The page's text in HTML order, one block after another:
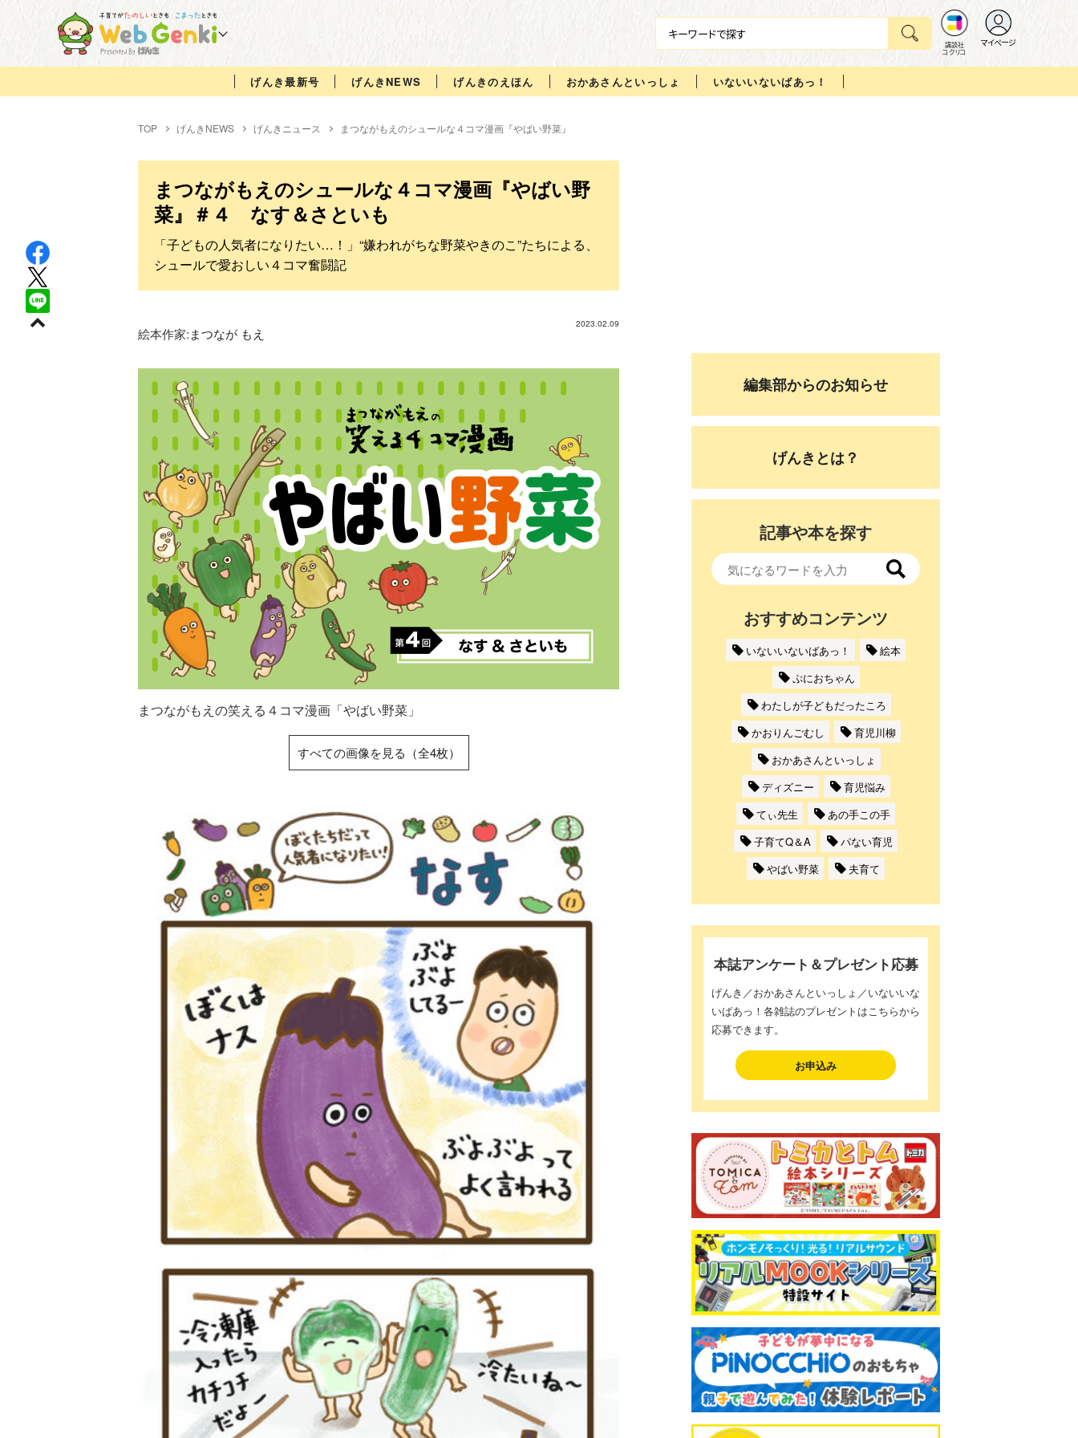
講談社
コクリコ
マイページ
げんき最新号 げんきNEWS げんきのえほん おかあさんといっしょ いないいないばあっ！
TOP げんきNEWS げんきニュース まつながもえのシュールな４コマ漫画『やばい野菜』
まつながもえのシュールな４コマ漫画『やばい野
菜』＃４ なす＆さといも
「子どもの人気者になりたい…！」“嫌われがちな野菜やきのこ”たちによる、
シュールで愛おしい４コマ奮闘記
2023.02.09
絵本作家:まつなが もえ
まつながもえの笑える４コマ漫画「やばい野菜」
すべての画像を見る（全4枚）
編集部からのお知らせ
げんきとは？
記事や本を探す
おすすめコンテンツ
いないいないばあっ！
絵本
ぷにおちゃん
わたしが子どもだったころ
かおりんごむし
育児川柳
おかあさんといっしょ
ディズニー
育児悩み
てぃ先生
あの手この手
子育てQ＆A
パない育児
やばい野菜
夫育て
本誌アンケート＆プレゼント応募
げんき／おかあさんといっしょ／いないいな
いばあっ！各雑誌のプレゼントはこちらから
応募できます。
お申込み